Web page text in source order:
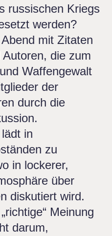
russischen Kriegs
werden?
mit Zitaten
die zum
Waffengewalt
der
durch die
in
zu
in lockerer,
über
diskutiert wird.
Meinung
darum,